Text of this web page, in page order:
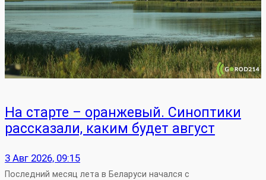
На старте – оранжевый. Синоптики
рассказали, каким будет август
3 Авг 2026, 09:15
Последний месяц лета в Беларуси начался с